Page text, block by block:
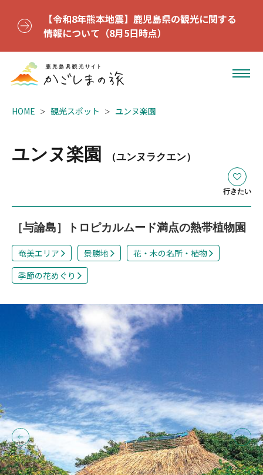
【令和8年熊本地震】鹿児島県の観光に関する
情報について（8月5日時点）
HOME 観光スポット ユンヌ楽園
ユンヌ楽園 （ユンヌラクエン）
行きたい
［与論島］トロピカルムード満点の熱帯植物園
奄美エリア 景勝地
花・木の名所・植物
季節の花めぐり